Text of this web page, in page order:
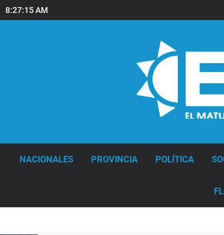
8:27:16 AM
NACIONALES PROVINCIA POLÍTICA